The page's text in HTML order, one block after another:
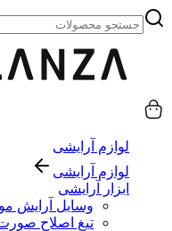
لوازم آرایشی
لوازم آرایشی
ابزار آرایشی
وسایل آرایش مو
تیغ اصلاح